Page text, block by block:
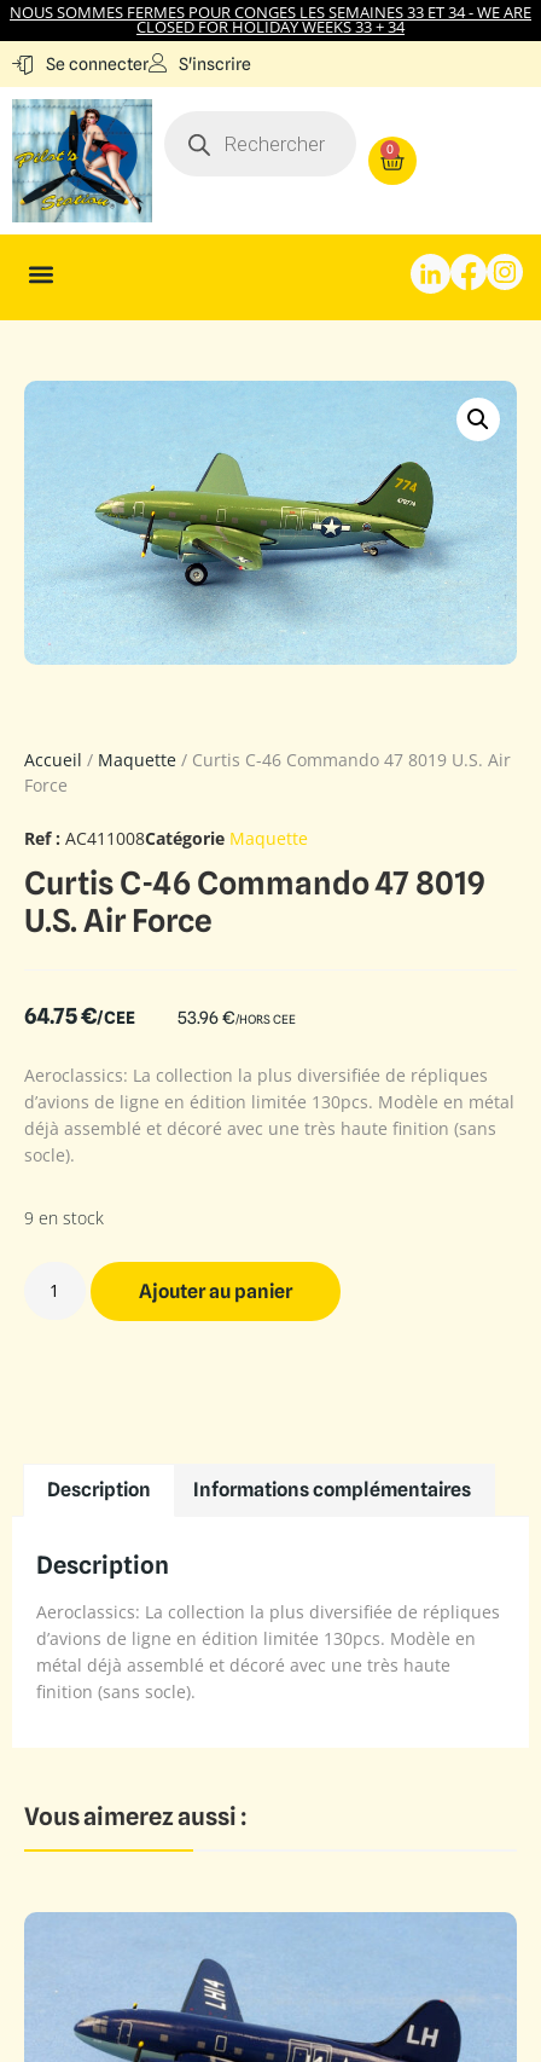
NOUS SOMMES FERMES POUR CONGES LES SEMAINES 33 ET 34 - WE ARE
CLOSED FOR HOLIDAY WEEKS 33 + 34
Se connecter S'inscrire
0
Accueil / Maquette / Curtis C-46 Commando 47 8019 U.S. Air
Force
Ref : AC411008Catégorie Maquette
Curtis C-46 Commando 47 8019
U.S. Air Force
64.75€/CEE 53.96€/HORS CEE
Aeroclassics: La collection la plus diversifiée de répliques
d’avions de ligne en édition limitée 130pcs. Modèle en métal
déjà assemblé et décoré avec une très haute finition (sans
socle).
9 en stock
Ajouter au panier
Description Informations complémentaires
Description
Aeroclassics: La collection la plus diversifiée de répliques
d’avions de ligne en édition limitée 130pcs. Modèle en
métal déjà assemblé et décoré avec une très haute
finition (sans socle).
Vous aimerez aussi :